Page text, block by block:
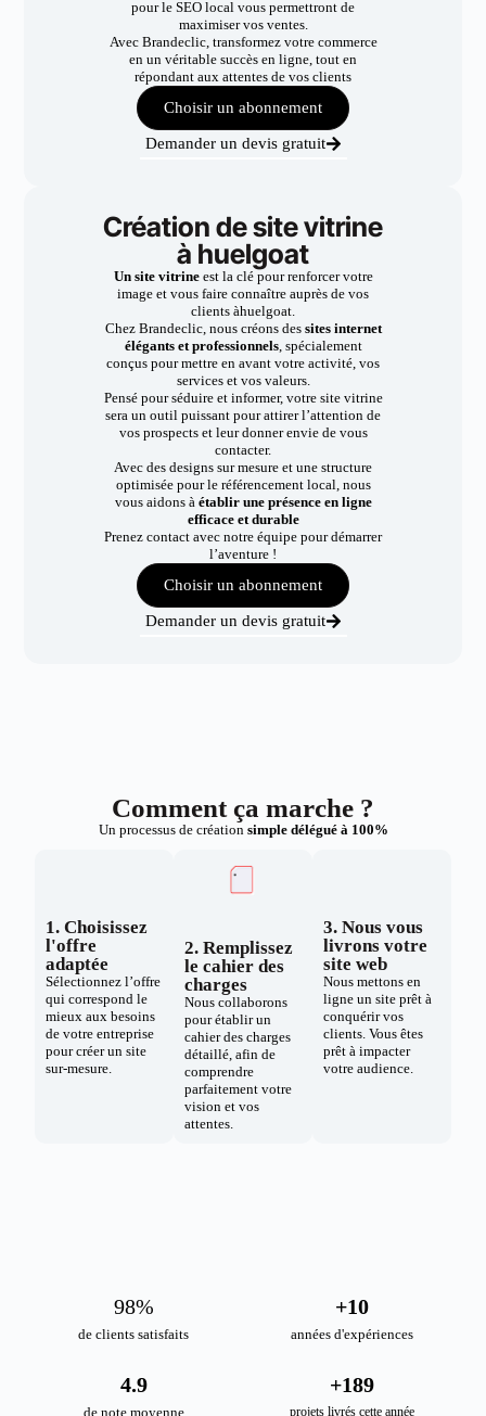
pour le SEO local vous permettront de
maximiser vos ventes.
Avec Brandeclic, transformez votre commerce
en un véritable succès en ligne, tout en
répondant aux attentes de vos clients
Choisir un abonnement
Demander un devis gratuit
Création de site vitrine
à huelgoat
Un site vitrineest la clé pour renforcer votre
image et vous faire connaître auprès de vos
clients àhuelgoat.
Chez Brandeclic, nous créons dessites internet
élégants et professionnels, spécialement
conçus pour mettre en avant votre activité, vos
services et vos valeurs.
Pensé pour séduire et informer, votre site vitrine
sera un outil puissant pour attirer l’attention de
vos prospects et leur donner envie de vous
contacter.
Avec des designs sur mesure et une structure
optimisée pour le référencement local, nous
vous aidons à établir une présence en ligne
efficace et durable
Prenez contact avec notre équipe pour démarrer
l’aventure !
Choisir un abonnement
Demander un devis gratuit
Comment ça marche ?
Un processus de création simple délégué à 100%
1. Choisissez
l'offre
adaptée
Sélectionnez l’offre
qui correspond le
mieux aux besoins
de votre entreprise
pour créer un site
sur-mesure.
2. Remplissez
le cahier des
charges
Nous collaborons
pour établir un
cahier des charges
détaillé, afin de
comprendre
parfaitement votre
vision et vos
attentes.
3. Nous vous
livrons votre
site web
Nous mettons en
ligne un site prêt à
conquérir vos
clients. Vous êtes
prêt à impacter
votre audience.
de clients satisfaits
98%
années d'expériences
+10
de note moyenne
4.9
projets livrés cette année
+189